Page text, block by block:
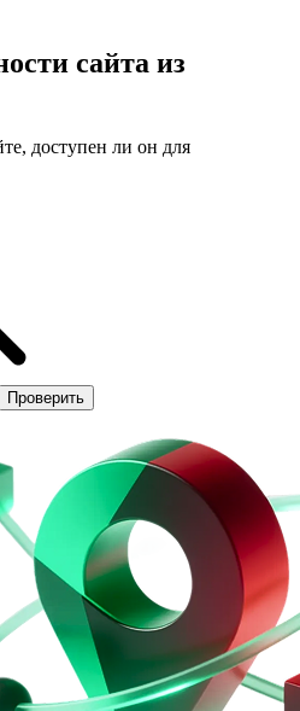
сайта из
доступен ли он для
Проверить